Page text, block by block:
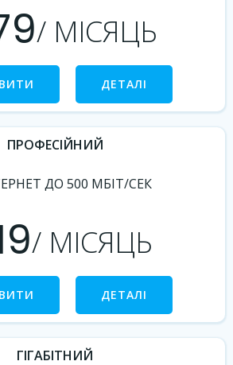
/ МІСЯЦЬ
ДЕТАЛІ
ПРОФЕСІЙНИЙ
ДО 500 МБІТ/СЕК
/ МІСЯЦЬ
ДЕТАЛІ
ГІГАБІТНИЙ